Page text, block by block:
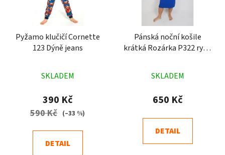
Pyžamo klučičí Cornette
123 Dýně jeans
hodnocení
produktu
je
5
SKLADEM
390 Kč
590 Kč (–33 %)
DETAIL
Pánská noční košile
krátká Rozárka P322 ryba
hodnocení
produktu
4,8
z
SKLADEM
650 Kč
DETAIL